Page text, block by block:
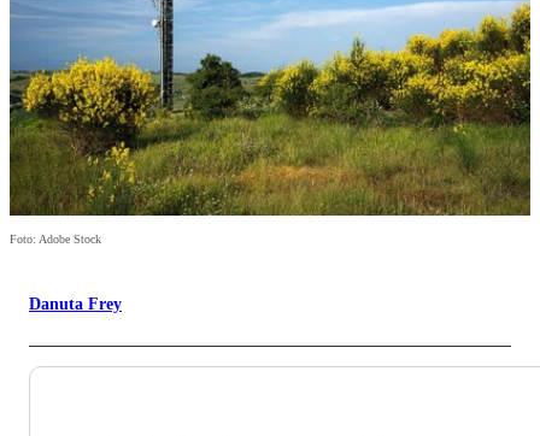
Foto: Adobe Stock
Danuta Frey